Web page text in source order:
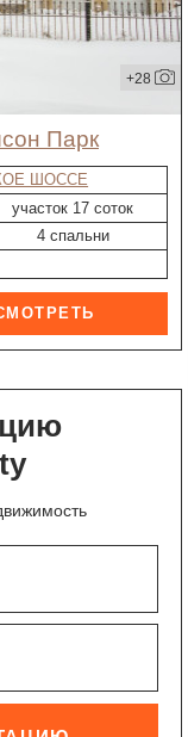
+28
Парк
ШОССЕ
участок 17 соток
4 спальни